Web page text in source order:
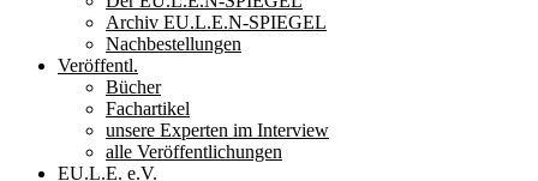
Archiv EU.L.E.N-SPIEGEL
Nachbestellungen
Veröffentl.
Bücher
Fachartikel
unsere Experten im Interview
alle Veröffentlichungen
EU.L.E. e.V.